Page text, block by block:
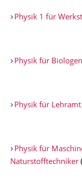
Physik 1 für
Physik für Biologen
Physik für
Physik für
Naturstofftechniker